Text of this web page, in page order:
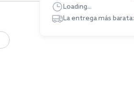
Loading...
La entrega más barata: